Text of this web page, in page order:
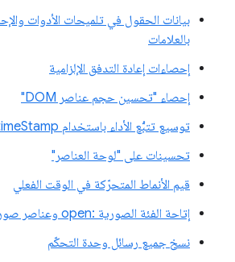
بيانات الحقول في تلميحات الأدوات
بالعلامات
إحصاءات إعادة التدفق الإلزامية
إحصاء "تحسين حجم عناصر DOM"
توسيع تتبُّع الأداء باستخدام console.timeStamp
تحسينات على "لوحة العناصر"
قيم الأنماط المتحرّكة في الوقت الفعلي
إتاحة الفئة الصورية :open وعناصر صورية مختلفة
نسخ جميع رسائل وحدة التحكّم